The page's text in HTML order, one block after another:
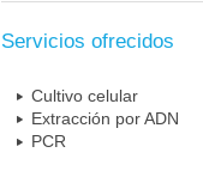
Servicios ofrecidos
Cultivo celular
Extracción por ADN
PCR